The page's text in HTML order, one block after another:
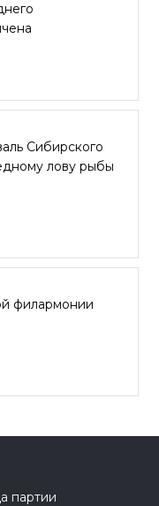
Сибирского
лову рыбы
филармонии
партии